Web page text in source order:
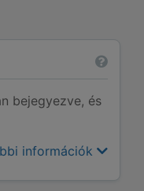
bejegyezve, és
információk